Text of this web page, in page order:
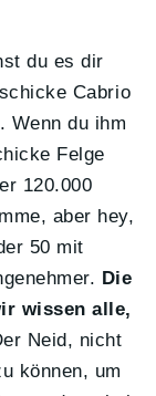
du es dir
Cabrio
Wenn du ihm
Felge
120.000
aber hey,
50 mit
Die
wissen alle,
Neid, nicht
können, um